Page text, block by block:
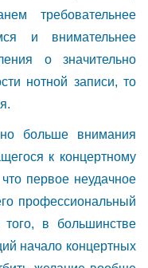
требовательнее
и внимательнее
о значительно
нотной записи, то
больше внимания
к концертному
первое неудачное
профессиональный
в большинстве
начало концертных